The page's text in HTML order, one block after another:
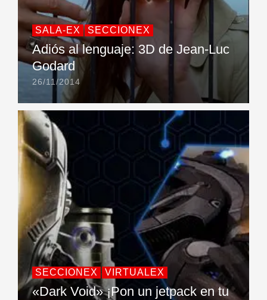
SALA-EX SECCIONEX
Adiós al lenguaje: 3D de Jean-Luc
Godard
26/11/2014
SECCIONEX VIRTUALEX
«Dark Void» ¡Pon un jetpack en tu